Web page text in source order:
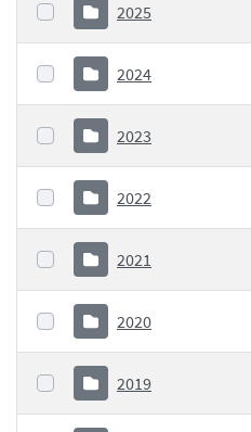
2025
2024
2023
2022
2021
2020
2019